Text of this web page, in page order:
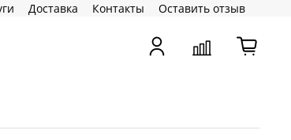
Доставка Контакты Оставить отзыв